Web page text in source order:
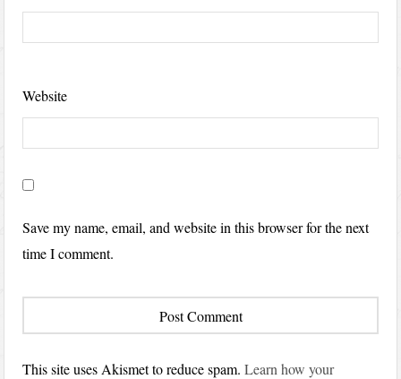
Website
Save my name, email, and website in this browser for the next
time I comment.
This site uses Akismet to reduce spam.Learn how your